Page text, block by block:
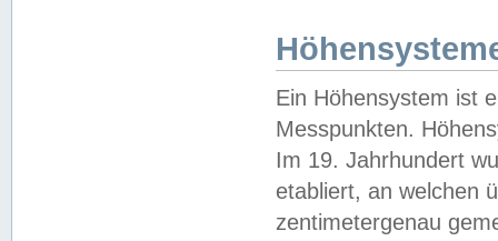
Ein Höhensystem ist
Messpunkten.
Im 19. Jahrhundert
etabliert, an welchen
zentimetergenau